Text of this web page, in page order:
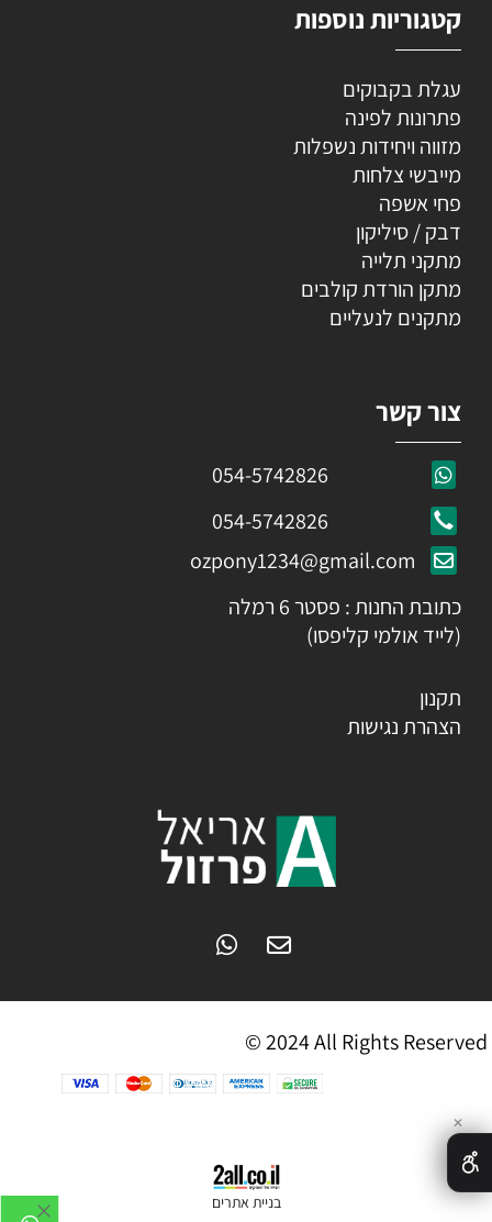
קטגוריות נוספות
עגלת בקבוקים
פתרונות לפינה
מזווה ויחידות נשפלות
מייבשי צלחות
פחי אשפה
דבק / סיליקון
מתקני תלייה
מתקן הורדת קולבים
מתקנים לנעליים
צור קשר
054-5742826
054-5742826
ozpony1234@gmail.com
כתובת החנות : פסטר 6 רמלה
(לייד אולמי קליפסו)
תקנון
הצהרת נגישות
© 2024 All Rights Reserved
בניית אתרים
✕